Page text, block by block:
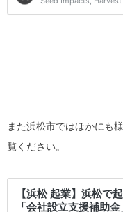
また浜松市ではほかにも
覧ください。